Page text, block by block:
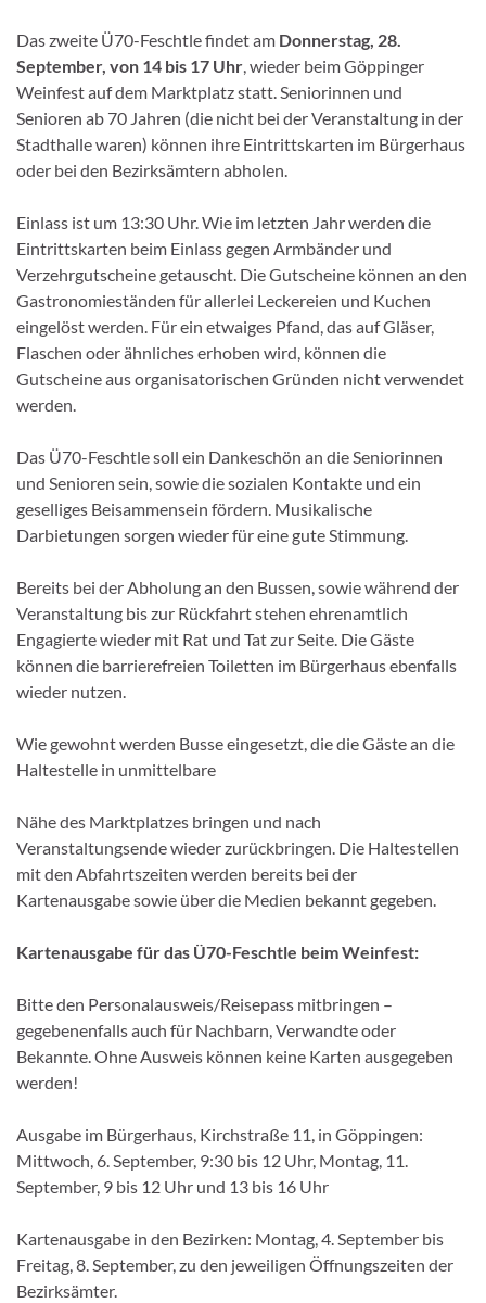
Das zweite Ü70-Feschtle findet am Donnerstag, 28.
September, von 14 bis 17 Uhr, wieder beim Göppinger
Weinfest auf dem Marktplatz statt. Seniorinnen und
Senioren ab 70 Jahren (die nicht bei der Veranstaltung in der
Stadthalle waren) können ihre Eintrittskarten im Bürgerhaus
oder bei den Bezirksämtern abholen.
Einlass ist um 13:30 Uhr. Wie im letzten Jahr werden die
Eintrittskarten beim Einlass gegen Armbänder und
Verzehrgutscheine getauscht. Die Gutscheine können an den
Gastronomieständen für allerlei Leckereien und Kuchen
eingelöst werden. Für ein etwaiges Pfand, das auf Gläser,
Flaschen oder ähnliches erhoben wird, können die
Gutscheine aus organisatorischen Gründen nicht verwendet
werden.
Das Ü70-Feschtle soll ein Dankeschön an die Seniorinnen
und Senioren sein, sowie die sozialen Kontakte und ein
geselliges Beisammensein fördern. Musikalische
Darbietungen sorgen wieder für eine gute Stimmung.
Bereits bei der Abholung an den Bussen, sowie während der
Veranstaltung bis zur Rückfahrt stehen ehrenamtlich
Engagierte wieder mit Rat und Tat zur Seite. Die Gäste
können die barrierefreien Toiletten im Bürgerhaus ebenfalls
wieder nutzen.
Wie gewohnt werden Busse eingesetzt, die die Gäste an die
Haltestelle in unmittelbare
Nähe des Marktplatzes bringen und nach
Veranstaltungsende wieder zurückbringen. Die Haltestellen
mit den Abfahrtszeiten werden bereits bei der
Kartenausgabe sowie über die Medien bekannt gegeben.
Kartenausgabe für das Ü70-Feschtle beim Weinfest:
Bitte den Personalausweis/Reisepass mitbringen –
gegebenenfalls auch für Nachbarn, Verwandte oder
Bekannte. Ohne Ausweis können keine Karten ausgegeben
werden!
Ausgabe im Bürgerhaus, Kirchstraße 11, in Göppingen:
Mittwoch, 6. September, 9:30 bis 12 Uhr, Montag, 11.
September, 9 bis 12 Uhr und 13 bis 16 Uhr
Kartenausgabe in den Bezirken: Montag, 4. September bis
Freitag, 8. September, zu den jeweiligen Öffnungszeiten der
Bezirksämter.